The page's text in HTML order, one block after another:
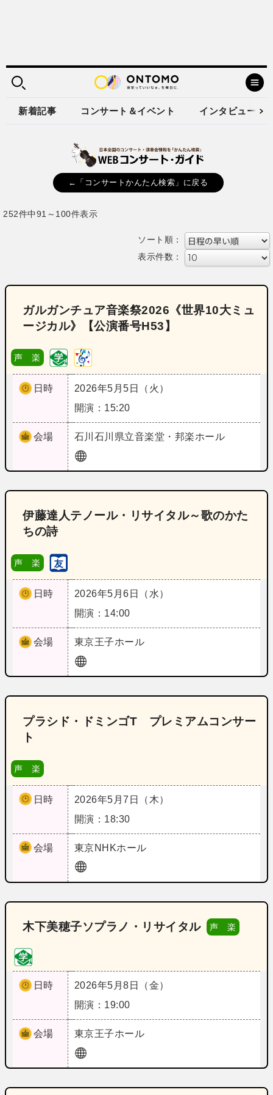
新着記事 コンサート＆イベント インタビュー
←「コンサートかんたん検索」に戻る
252件中91～100件表示
ソート順：
表示件数：
ガルガンチュア音楽祭2026《世界10大ミュ
ージカル》【公演番号H53】
声 楽
日時
2026年5月5日（火）
開演：15:20
会場 石川 石川県立音楽堂・邦楽ホール
伊藤達人テノール・リサイタル～歌のかた
ちの詩
声 楽
日時
2026年5月6日（水）
開演：14:00
会場 東京王子ホール
プラシド・ドミンゴT プレミアムコンサー
ト
声 楽
日時
2026年5月7日（木）
開演：18:30
会場 東京NHKホール
木下美穂子ソプラノ・リサイタル 声 楽
日時
2026年5月8日（金）
開演：19:00
会場 東京王子ホール